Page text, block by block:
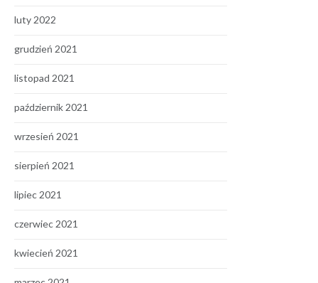
luty 2022
grudzień 2021
listopad 2021
październik 2021
wrzesień 2021
sierpień 2021
lipiec 2021
czerwiec 2021
kwiecień 2021